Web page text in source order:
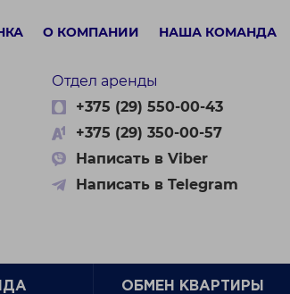
О КОМПАНИИ НАША КОМАНДА
Отдел аренды
+375 (29) 550-00-43
+375 (29) 350-00-57
Написать в Viber
Написать в Telegram
ОБМЕН КВАРТИРЫ